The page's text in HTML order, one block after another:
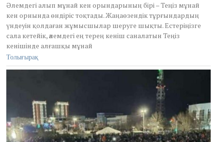
Әлемдегі алып мұнай кен орындарының бірі – Теңіз мұнай
кен орнында өндіріс тоқтады. Жаңаөзендік тұрғындардың
үндеуін қолдаған жұмысшылар шеруге шықты. Естеріңізге
сала кетейік, әлемдегі ең терең кеніш саналатын Теңіз
кенішінде алғашқы мұнай
Толығырақ